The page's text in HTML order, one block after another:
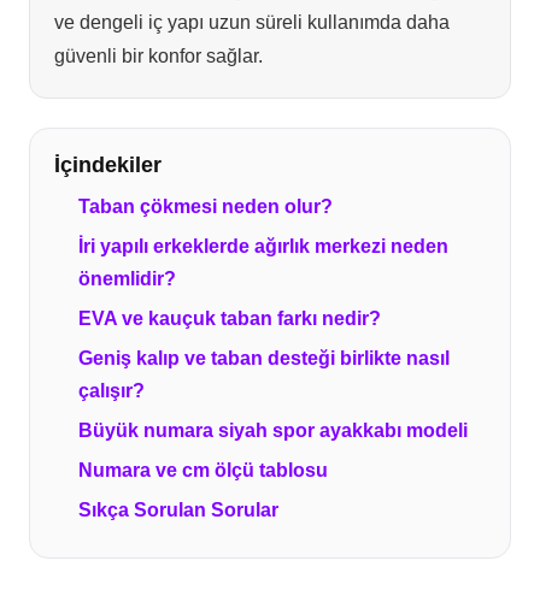
ve dengeli iç yapı uzun süreli kullanımda daha
güvenli bir konfor sağlar.
İçindekiler
Taban çökmesi neden olur?
İri yapılı erkeklerde ağırlık merkezi neden
önemlidir?
EVA ve kauçuk taban farkı nedir?
Geniş kalıp ve taban desteği birlikte nasıl
çalışır?
Büyük numara siyah spor ayakkabı modeli
Numara ve cm ölçü tablosu
Sıkça Sorulan Sorular